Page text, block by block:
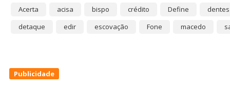
Acerta
acisa bispo crédito Define
dentes
detaque
edir escovação Fone macedo
Publicidade